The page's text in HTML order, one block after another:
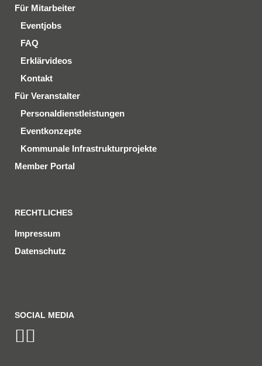
Für Mitarbeiter
Eventjobs
FAQ
Erklärvideos
Kontakt
Für Veranstalter
Personaldienstleistungen
Eventkonzepte
Kommunale Infrastrukturprojekte
Member Portal
RECHTLICHES
Impressum
Datenschutz
SOCIAL MEDIA